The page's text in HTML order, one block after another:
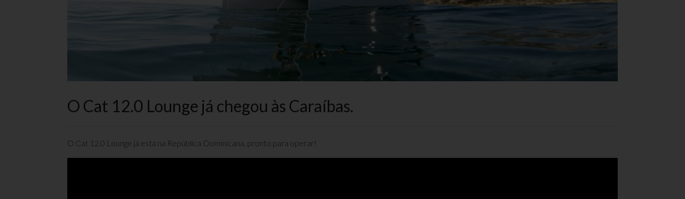
O Cat 12.0 Lounge já chegou às Caraíbas.
O Cat 12.0 Lounge já está na República Dominicana, pronto para operar!